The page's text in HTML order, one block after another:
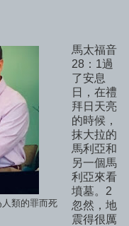
類的罪而死
馬太福音
28：1過
了安息
日，在禮
拜日天亮
的時候，
抹大拉的
馬利亞和
另一個馬
利亞來看
墳墓。2
忽然，地
震得很厲